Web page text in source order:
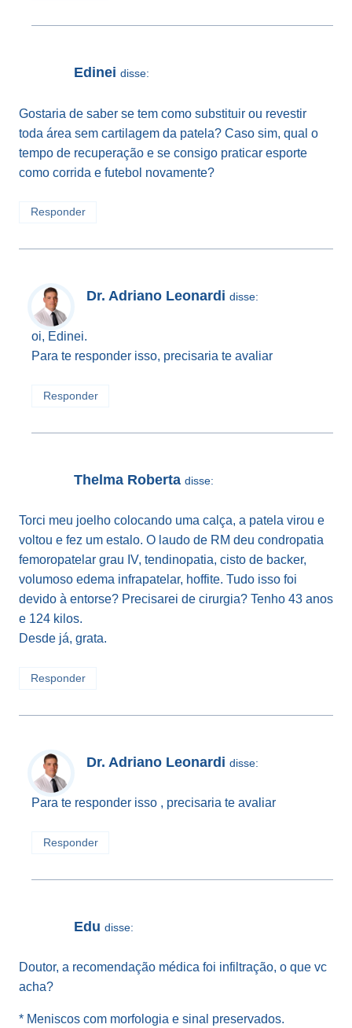
Edinei disse:
Gostaria de saber se tem como substituir ou revestir
toda área sem cartilagem da patela? Caso sim, qual o
tempo de recuperação e se consigo praticar esporte
como corrida e futebol novamente?
Responder
Dr. Adriano Leonardi disse:
oi, Edinei.
Para te responder isso, precisaria te avaliar
Responder
Thelma Roberta disse:
Torci meu joelho colocando uma calça, a patela virou e
voltou e fez um estalo. O laudo de RM deu condropatia
femoropatelar grau IV, tendinopatia, cisto de backer,
volumoso edema infrapatelar, hoffite. Tudo isso foi
devido à entorse? Precisarei de cirurgia? Tenho 43 anos
e 124 kilos.
Desde já, grata.
Responder
Dr. Adriano Leonardi disse:
Para te responder isso , precisaria te avaliar
Responder
Edu disse:
Doutor, a recomendação médica foi infiltração, o que vc
acha?
* Meniscos com morfologia e sinal preservados.